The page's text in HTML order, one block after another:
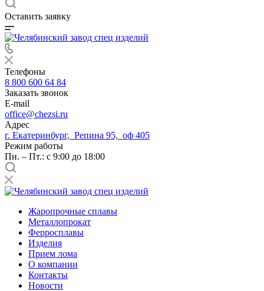
Оставить заявку
Телефоны
8 800 600 64 84
Заказать звонок
E-mail
office@chezsi.ru
Адрес
г. Екатеринбург, Репина 95, оф 405
Режим работы
Пн. – Пт.: с 9:00 до 18:00
Жаропрочные сплавы
Металлопрокат
Ферросплавы
Изделия
Прием лома
О компании
Контакты
Новости